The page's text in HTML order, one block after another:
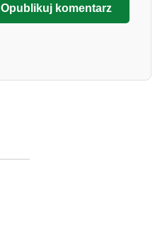
Opublikuj komentarz